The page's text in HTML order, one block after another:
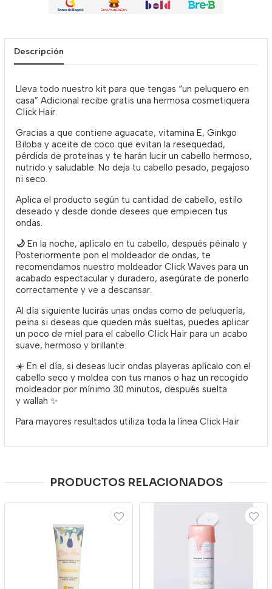
Descripción
Lleva todo nuestro kit para que tengas “un peluquero en
casa” Adicional recibe gratis una hermosa cosmetiquera
Click Hair.
Gracias a que contiene aguacate, vitamina E, Ginkgo
Biloba y aceite de coco que evitan la resequedad,
pérdida de proteínas y te harán lucir un cabello hermoso,
nutrido y saludable. No deja tu cabello pesado, pegajoso
ni seco.
Aplica el producto según tu cantidad de cabello, estilo
deseado y desde donde desees que empiecen tus
ondas.
🌙 En la noche, aplícalo en tu cabello, después péinalo y
Posteriormente pon el moldeador de ondas, te
recomendamos nuestro moldeador Click Waves para un
acabado espectacular y duradero, asegúrate de ponerlo
correctamente y ve a descansar.
Al día siguiente lucirás unas ondas como de peluquería,
peina si deseas que queden más sueltas, puedes aplicar
un poco de miel para el cabello Click Hair para un acabo
suave, hermoso y brillante.
☀️ En el día, si deseas lucir ondas playeras aplícalo con el
cabello seco y moldea con tus manos o haz un recogido
moldeador por mínimo 30 minutos, después suelta
y wallah ✨
Para mayores resultados utiliza toda la línea Click Hair
PRODUCTOS RELACIONADOS